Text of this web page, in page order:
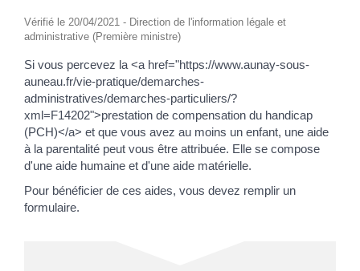
Vérifié le 20/04/2021 - Direction de l'information légale et
administrative (Première ministre)
Si vous percevez la <a href="https://www.aunay-sous-
auneau.fr/vie-pratique/demarches-
administratives/demarches-particuliers/?
xml=F14202">prestation de compensation du handicap
(PCH)</a> et que vous avez au moins un enfant, une aide
à la parentalité peut vous être attribuée. Elle se compose
d'une aide humaine et d'une aide matérielle.
Pour bénéficier de ces aides, vous devez remplir un
formulaire.